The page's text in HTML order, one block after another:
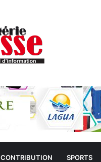
CONTRIBUTION SPORTS